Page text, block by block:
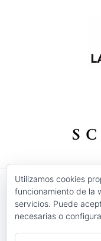
© 2026 Modas
Precios válidos
Utilizamos cookies
funcionamiento de la
servicios. Puede
necesarias o